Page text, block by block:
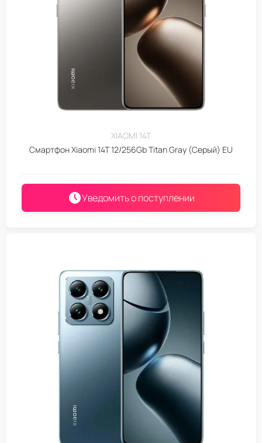
XIAOMI 14T
Смартфон Xiaomi 14T 12/256Gb Titan Gray (Серый) EU
Уведомить о поступлении